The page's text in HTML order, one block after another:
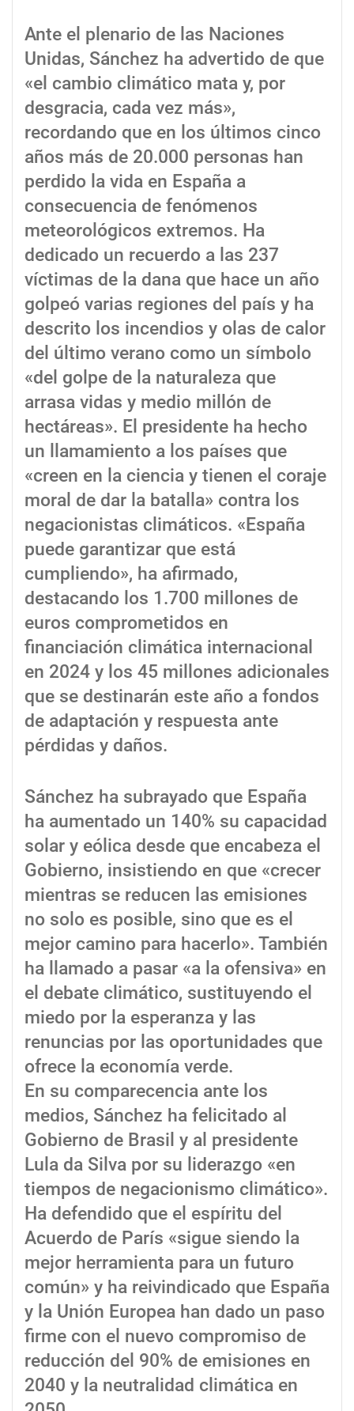
Ante el plenario de las Naciones
Unidas, Sánchez ha advertido de que
«el cambio climático mata y, por
desgracia, cada vez más»,
recordando que en los últimos cinco
años más de 20.000 personas han
perdido la vida en España a
consecuencia de fenómenos
meteorológicos extremos. Ha
dedicado un recuerdo a las 237
víctimas de la dana que hace un año
golpeó varias regiones del país y ha
descrito los incendios y olas de calor
del último verano como un símbolo
«del golpe de la naturaleza que
arrasa vidas y medio millón de
hectáreas». El presidente ha hecho
un llamamiento a los países que
«creen en la ciencia y tienen el coraje
moral de dar la batalla» contra los
negacionistas climáticos. «España
puede garantizar que está
cumpliendo», ha afirmado,
destacando los 1.700 millones de
euros comprometidos en
financiación climática internacional
en 2024 y los 45 millones adicionales
que se destinarán este año a fondos
de adaptación y respuesta ante
pérdidas y daños.
Sánchez ha subrayado que España
ha aumentado un 140% su capacidad
solar y eólica desde que encabeza el
Gobierno, insistiendo en que «crecer
mientras se reducen las emisiones
no solo es posible, sino que es el
mejor camino para hacerlo». También
ha llamado a pasar «a la ofensiva» en
el debate climático, sustituyendo el
miedo por la esperanza y las
renuncias por las oportunidades que
ofrece la economía verde.
En su comparecencia ante los
medios, Sánchez ha felicitado al
Gobierno de Brasil y al presidente
Lula da Silva por su liderazgo «en
tiempos de negacionismo climático».
Ha defendido que el espíritu del
Acuerdo de París «sigue siendo la
mejor herramienta para un futuro
común» y ha reivindicado que España
y la Unión Europea han dado un paso
firme con el nuevo compromiso de
reducción del 90% de emisiones en
2040 y la neutralidad climática en